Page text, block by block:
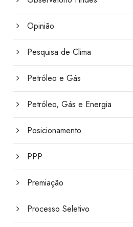
Opinião
Pesquisa de Clima
Petróleo e Gás
Petróleo, Gás e Energia
Posicionamento
PPP
Premiação
Processo Seletivo